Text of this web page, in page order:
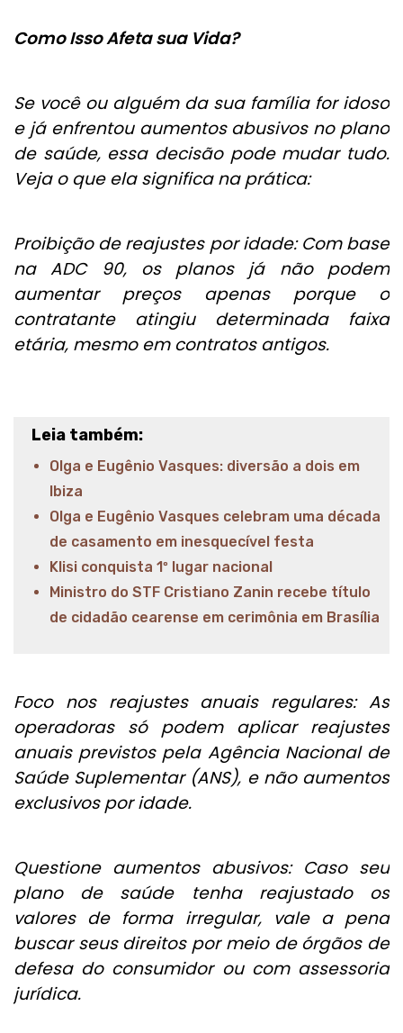
Como Isso Afeta sua Vida?
Se você ou alguém da sua família for idoso
e já enfrentou aumentos abusivos no plano
de saúde, essa decisão pode mudar tudo.
Veja o que ela significa na prática:
Proibição de reajustes por idade: Com base
na ADC 90, os planos já não podem
aumentar preços apenas porque o
contratante atingiu determinada faixa
etária, mesmo em contratos antigos.
Leia também:
Olga e Eugênio Vasques: diversão a dois em
Ibiza
Olga e Eugênio Vasques celebram uma década
de casamento em inesquecível festa
Klisi conquista 1º lugar nacional
Ministro do STF Cristiano Zanin recebe título
de cidadão cearense em cerimônia em Brasília
Foco nos reajustes anuais regulares: As
operadoras só podem aplicar reajustes
anuais previstos pela Agência Nacional de
Saúde Suplementar (ANS), e não aumentos
exclusivos por idade.
Questione aumentos abusivos: Caso seu
plano de saúde tenha reajustado os
valores de forma irregular, vale a pena
buscar seus direitos por meio de órgãos de
defesa do consumidor ou com assessoria
jurídica.